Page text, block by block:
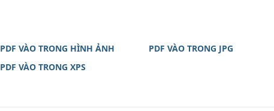
PDF VÀO TRONG HÌNH ẢNH PDF VÀO TRONG JPG
PDF VÀO TRONG XPS